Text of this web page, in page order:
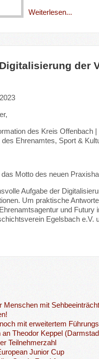
Weiterlesen...
der
des Kreis Offenbach
Ehrenamtes, Sport &
das Motto des neuen
Aufgabe der
Um praktische
und Futury
Egelsbach e.V.
Menschen mit
mit erweitertem
Theodor Keppel
Teilnehmerzahl
Junior Cup